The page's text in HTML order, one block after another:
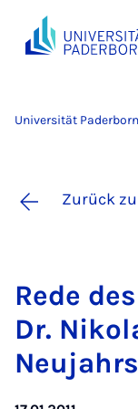
Universität Paderborn
Zurück
Re­de
Dr.